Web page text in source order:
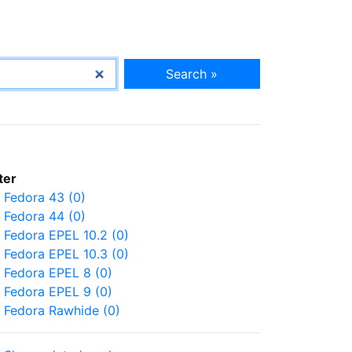
Search »
Fedora 43 (0)
Fedora 44 (0)
Fedora EPEL 10.2 (0)
Fedora EPEL 10.3 (0)
Fedora EPEL 8 (0)
Fedora EPEL 9 (0)
Fedora Rawhide (0)